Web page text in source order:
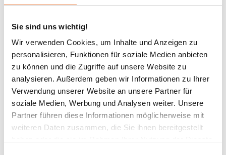
Sie sind uns wichtig!
Wir verwenden Cookies, um Inhalte und Anzeigen zu
personalisieren, Funktionen für soziale Medien anbieten
zu können und die Zugriffe auf unsere Website zu
analysieren. Außerdem geben wir Informationen zu Ihrer
Verwendung unserer Website an unsere Partner für
soziale Medien, Werbung und Analysen weiter. Unsere
Partner führen diese Informationen möglicherweise mit
weiteren Daten zusammen, die Sie ihnen bereitgestellt